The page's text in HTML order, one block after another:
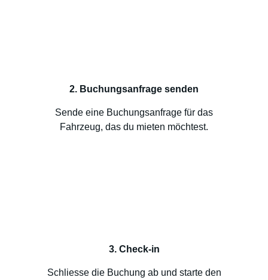
2. Buchungsanfrage senden
Sende eine Buchungsanfrage für das
Fahrzeug, das du mieten möchtest.
3. Check-in
Schliesse die Buchung ab und starte den